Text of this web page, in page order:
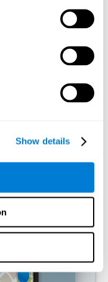
Show details
ما يحدث إن مل
يستخدمها. إن لم نستخدم
التنشيط العصبي، في يصبح